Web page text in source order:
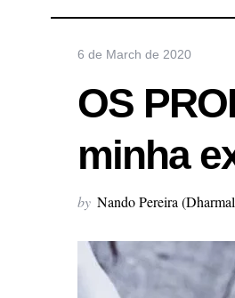
6 de March de 2020
OS
minha
by Nando Pereira